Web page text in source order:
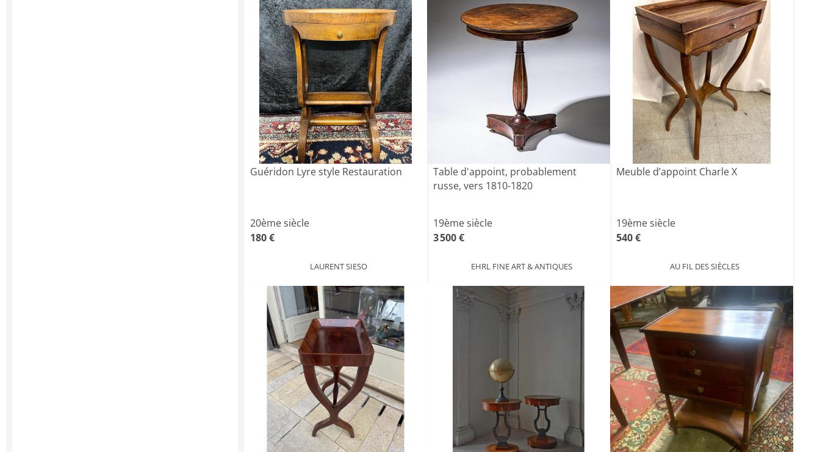
Guéridon Lyre style Restauration
20ème siècle
180 €
LAURENT SIESO
Table d'appoint, probablement
russe, vers 1810-1820
19ème siècle
3 500 €
EHRL FINE ART & ANTIQUES
Meuble d’appoint Charle X
19ème siècle
540 €
AU FIL DES SIÈCLES